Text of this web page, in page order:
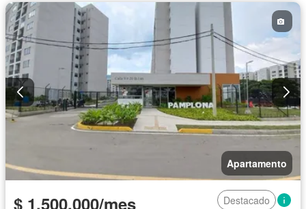
Apartamento
$ 1.500.000/mes
Destacado